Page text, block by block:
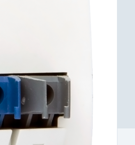
с разомкнутым контуром)